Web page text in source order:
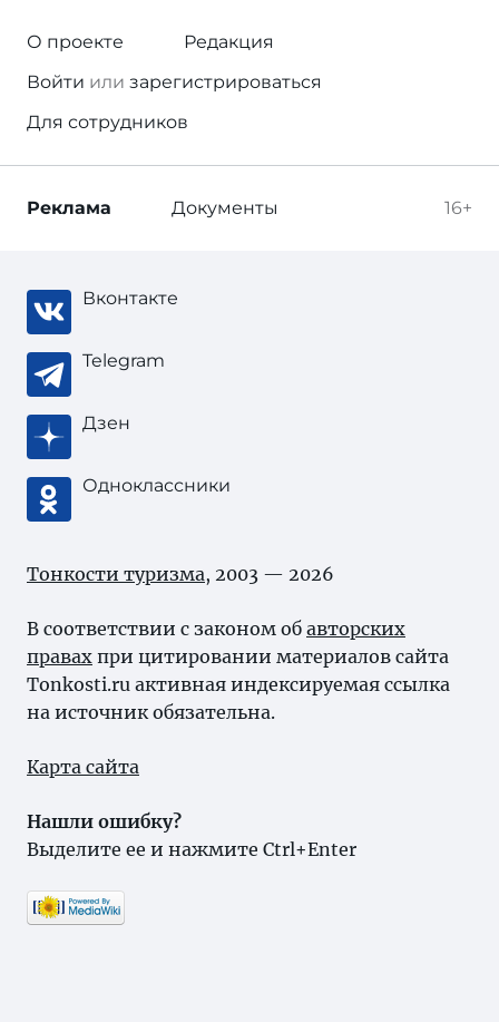
О проекте
Редакция
Войти или зарегистрироваться
Для сотрудников
16+
Реклама Документы
Вконтакте
Telegram
Дзен
Одноклассники
Тонкости туризма, 2003 — 2026
В соответствии с законом об авторских
правах при цитировании материалов сайта
Tonkosti.ru активная индексируемая ссылка
на источник обязательна.
Карта сайта
Нашли ошибку?
Выделите ее и нажмите Ctrl+Enter